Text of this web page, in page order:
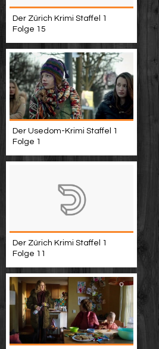
Der Zürich Krimi Staffel 1
Folge 15
Der Usedom-Krimi Staffel 1
Folge 1
Der Zürich Krimi Staffel 1
Folge 11